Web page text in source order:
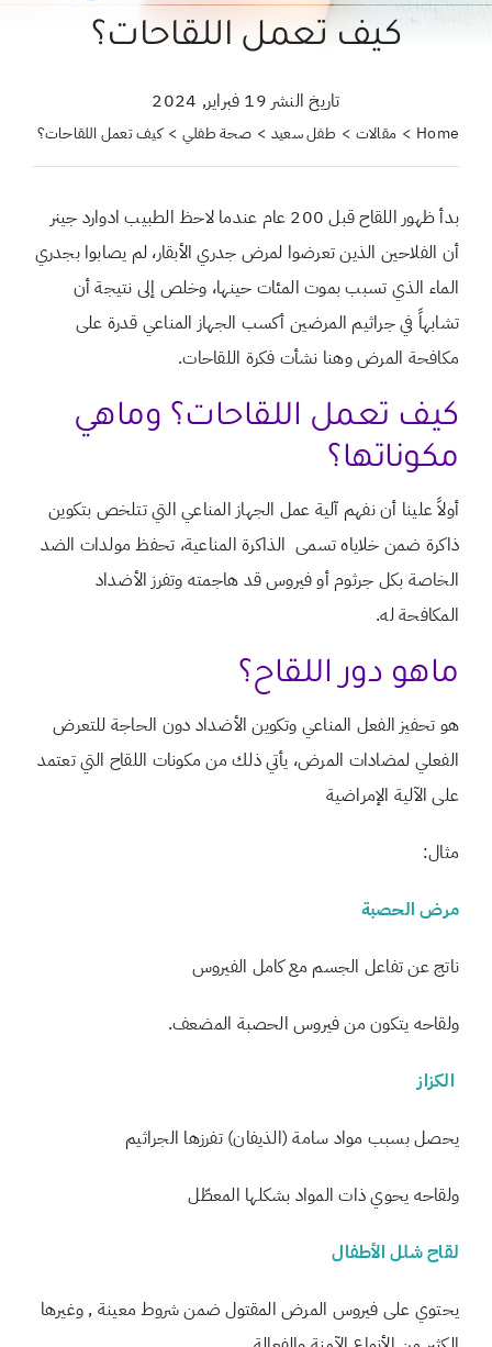
كيف تعمل اللقاحات؟
Home مقالات طفل سعيد صحة طفلي كيف تعمل اللقاحات؟
تاريخ النشر 19 فبراير, 2024
بدأ ظهور اللقاح قبل 200 عام عندما لاحظ الطبيب ادوارد جينر
أن الفلاحين الذين تعرضوا لمرض جدري الأبقار، لم يصابوا بجدري
الماء الذي تسبب بموت المئات حينها، وخلص إلى نتيجة أن
تشابهاً في جراثيم المرضين أكسب الجهاز المناعي قدرة على
مكافحة المرض وهنا نشأت فكرة اللقاحات.
كيف تعمل اللقاحات؟ وماهي
مكوناتها؟
أولاً علينا أن نفهم آلية عمل الجهاز المناعي التي تتلخص بتكوين
ذاكرة ضمن خلاياه تسمى الذاكرة المناعية، تحفظ مولدات الضد
الخاصة بكل جرثوم أو فيروس قد هاجمته وتفرز الأضداد
المكافحة له.
ماهو دور اللقاح؟
هو تحفيز الفعل المناعي وتكوين الأضداد دون الحاجة للتعرض
الفعلي لمضادات المرض، يأتي ذلك من مكونات اللقاح التي تعتمد
على الآلية الإمراضية
مثال:
مرض الحصبة
ناتج عن تفاعل الجسم مع كامل الفيروس
ولقاحه يتكون من فيروس الحصبة المضعف.
الكزاز
يحصل بسبب مواد سامة (الذيفان) تفرزها الجراثيم
ولقاحه يحوي ذات المواد بشكلها المعطّل
لقاح شلل الأطفال
يحتوي على فيروس المرض المقتول ضمن شروط معينة , وغيرها